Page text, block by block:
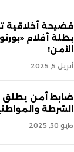
فضيحة أخلاقية
بطلة أفلام
الأمن!
أبريل 5, 2025
ضابط أمن يطلق
الشرطة
مايو 30, 2025